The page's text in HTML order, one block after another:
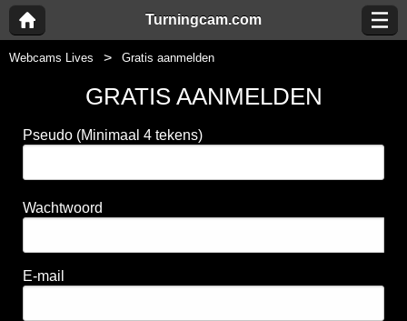
Turningcam.com
Webcams Lives Gratis aanmelden
GRATIS AANMELDEN
Pseudo (Minimaal 4 tekens)
Wachtwoord
E-mail